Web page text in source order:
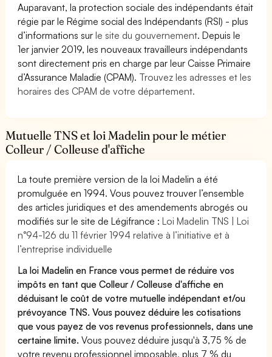
Auparavant, la protection sociale des indépendants était
régie par le Régime social des Indépendants (RSI) - plus
d’informations surle site du gouvernement. Depuis le
1er janvier 2019, les nouveaux travailleurs indépendants
sont directement pris en charge par leur Caisse Primaire
d’Assurance Maladie (CPAM). Trouvez les adresses et les
horaires des CPAM de votre département.
Mutuelle TNS et loi Madelin pour le métier
Colleur / Colleuse d'affiche
La toute première version de la loi Madelin a été
promulguée en 1994. Vous pouvez trouver l’ensemble
des articles juridiques et des amendements abrogés ou
modifiés sur le site de Légifrance :Loi Madelin TNS | Loi
n°94-126 du 11 février 1994 relative à l’initiative et à
l’entreprise individuelle
La loi Madelin en France vous permet de réduire vos
impôts en tant que Colleur / Colleuse d'affiche en
déduisant le coût de votre mutuelle indépendant et/ou
prévoyance TNS. Vous pouvez déduire les cotisations
que vous payez de vos revenus professionnels, dans une
certaine limite.Vous pouvez déduire jusqu'à 3,75 % de
votre revenu professionnel imposable, plus 7 % du